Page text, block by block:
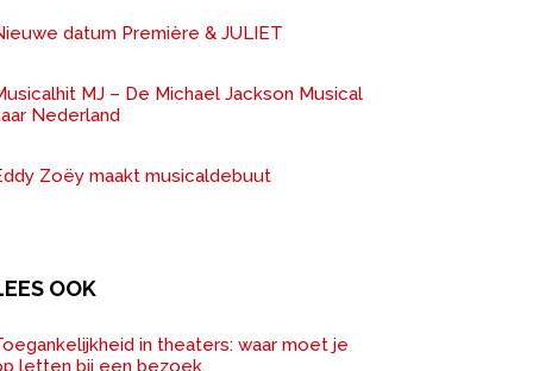
datum Première & JULIET
MJ – De Michael Jackson Musical
Nederland
Zoëy maakt musicaldebuut
OOK
in theaters: waar moet je
letten bij een bezoek